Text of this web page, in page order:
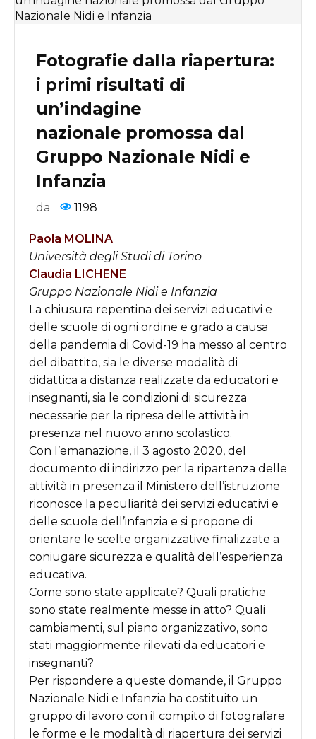
Fotografie dalla riapertura:
i primi risultati di
un’indagine
nazionale promossa dal
Gruppo Nazionale Nidi e
Infanzia
da 1198
Paola MOLINA
Università degli Studi di Torino
Claudia LICHENE
Gruppo Nazionale Nidi e Infanzia
La chiusura repentina dei servizi educativi e
delle scuole di ogni ordine e grado a causa
della pandemia di Covid-19 ha messo al centro
del dibattito, sia le diverse modalità di
didattica a distanza realizzate da educatori e
insegnanti, sia le condizioni di sicurezza
necessarie per la ripresa delle attività in
presenza nel nuovo anno scolastico.
Con l ’emanazione, il 3 agosto 2020, del
documento di indirizzo per la ripartenza delle
attività in presenza il Ministero dell ’istruzione
riconosce la peculiarità dei servizi educativi e
delle scuole dell ’infanzia e si propone di
orientare le scelte organizzative finalizzate a
coniugare sicurezza e qualità dell ’esperienza
educativa.
Come sono state applicate? Quali pratiche
sono state realmente messe in atto? Quali
cambiamenti, sul piano organizzativo, sono
stati maggiormente rilevati da educatori e
insegnanti?
Per rispondere a queste domande, il Gruppo
Nazionale Nidi e Infanzia ha costituito un
gruppo di lavoro con il compito di fotografare
le forme e le modalità di riapertura dei servizi